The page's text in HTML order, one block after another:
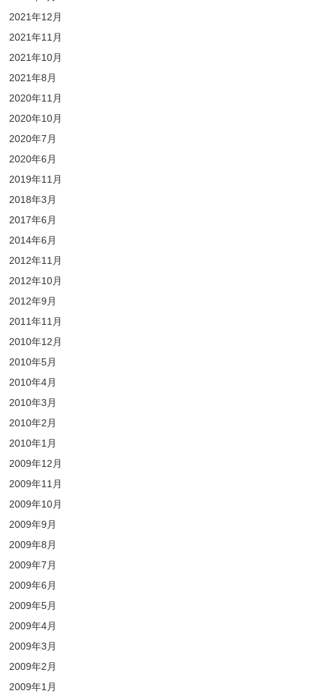
2021年12月
2021年11月
2021年10月
2021年8月
2020年11月
2020年10月
2020年7月
2020年6月
2019年11月
2018年3月
2017年6月
2014年6月
2012年11月
2012年10月
2012年9月
2011年11月
2010年12月
2010年5月
2010年4月
2010年3月
2010年2月
2010年1月
2009年12月
2009年11月
2009年10月
2009年9月
2009年8月
2009年7月
2009年6月
2009年5月
2009年4月
2009年3月
2009年2月
2009年1月